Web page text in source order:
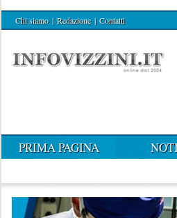
Chi siamo | Redazione | Contatti
PRIMA PAGINA